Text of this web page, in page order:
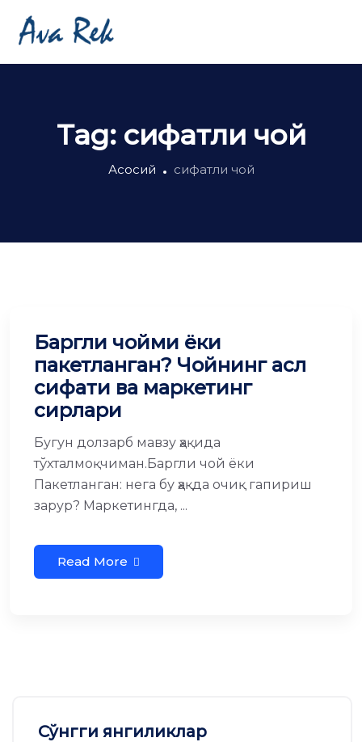
Tag: сифатли чой
Асосий сифатли чой
Баргли чойми ёки
пакетланган? Чойнинг асл
сифати ва маркетинг
сирлари
Бугун долзарб мавзу ҳақида
тўхталмоқчиман.Баргли чой ёки
Пакетланган: нега бу ҳақда очиқ гапириш
зарур? Маркетингда, ...
Read More
Сўнгги янгиликлар